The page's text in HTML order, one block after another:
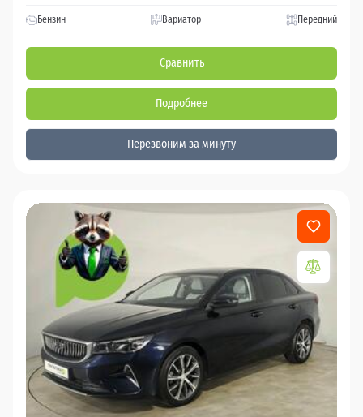
Бензин Вариатор Передний
Сравнить
Подробнее
Перезвоним за минуту